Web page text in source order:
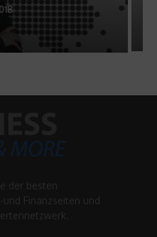
3. März 2011
der besten
Finanzseiten und